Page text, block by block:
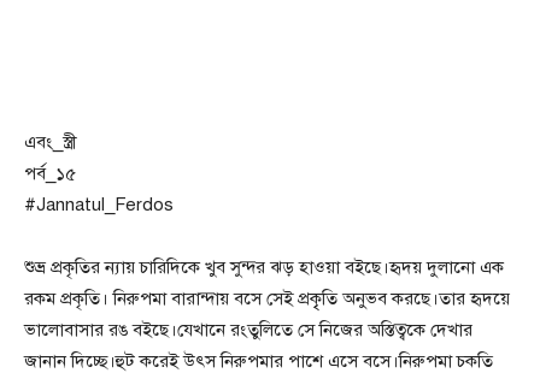
এবং_স্ত্রী
পর্ব_১৫
#Jannatul_Ferdos
শুভ্র প্রকৃতির ন্যায় চারিদিকে খুব সুন্দর ঝড় হাওয়া বইছে।হৃদয় দুলানো এক
রকম প্রকৃতি। নিরুপমা বারান্দায় বসে সেই প্রকৃৃতি অনুভব করছে।তার হৃদয়ে
ভালোবাসার রঙ বইছে।যেখানে রংতুলিতে সে নিজের অস্তিত্বকে দেখার
জানান দিচ্ছে।হুট করেই উৎস নিরুপমার পাশে এসে বসে।নিরুপমা চকতি